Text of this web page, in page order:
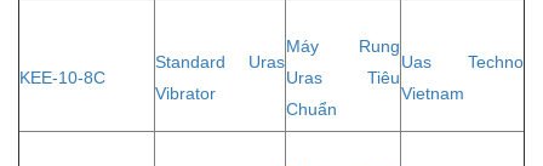
KEE-10-8C
Standard Uras
Vibrator
Máy Rung
Uras Tiêu
Chuẩn
Uas Techno
Vietnam